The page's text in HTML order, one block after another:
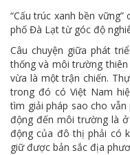
“Cấu trúc xanh bền
phố Đà Lạt từ góc độ
Câu chuyện giữa phát
thống và môi trường
vừa là một trận chiến.
trong đó có Việt Nam
tìm giải pháp sao cho
động đến môi trường là
động của đô thị phải có
giữ được bản sắc địa